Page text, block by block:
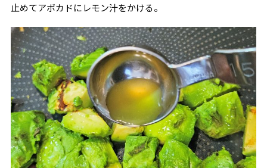
止めてアボカドにレモン汁をかける。